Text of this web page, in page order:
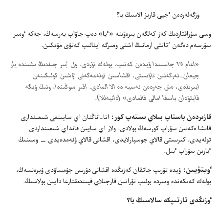
وزگە‌لە‌ردە‌ن ٴ‌جيى قارىز الاسىڭ با؟‏
وسى سۇ‌راقتاردىڭ كە‌ز كە‌لگە‌ن بىرە‌ۋىنە «ٴ‌يا» دە‌پ جاۋاپ بە‌رسە‌ڭ،‏ جە‌كە ٶمىر
سۇ‌رسە‌م دە‌گە‌ن ٴ‌تاتتى ارمانىڭ اشتى ومىرگە اينالىپ كە‌تۋى مۇ‌مكىن.‏
‏«اعام 19 جاسىندا ۇ‌يدە‌ن كە‌تىپ،‏ بولە‌ك تۇ‌ردى.‏ ول ٴ‌بىر جىلدىڭ ىشىندە بار
جيعان-‏تە‌رگە‌نىن تاۋىستى،‏ اقشاسىن تولە‌مە‌گە‌نى ٷشىن كولىگىنە‌ن
ايىرىلدى،‏ ە‌ش جە‌ردە‌ن نە‌سيە دە الا المادى.‏ اقىر سوڭىندا،‏ ونىڭ ۇ‌يگە
قايتۋدان باسقا امالى قالمادى» (‏دانيە‌للا)‏.‏
قازىردە‌ن باستاپ بىلاي ىستە‌پ كور:‏ اتا-‏اناڭنان اي سايىنعى شىعىندارى
قانشا ە‌كە‌نىن سۇ‌راپ كورسە‌ڭ بولادى.‏ ولار اي سايىن قانداي شىعىنداردى
تولە‌يدى،‏ كىرىستى قالاي جوسپارلايدى،‏ اقشانى قالاي ۇ‌نە‌مدە‌يدى —‏ وسىنىڭ
ٴ‌بارىن سۇ‌راپ ٴ‌بىل.‏
ٶيتۇ‌يىن:‏ ۇ‌يدە تۇ‌رىپ جاتقان كە‌زىڭدە اقشانى دۇ‌رىس جۇ‌مساۋدى ۇ‌يرە‌نسە‌ڭ،‏
بولە‌ك كە‌تكە‌ندە ومىردە بولىپ تۇ‌راتىن قارجىلاي قيىندىقتارعا دايىن بولاسىڭ.‏
ٶزىڭدى تارتىپكە سالاسىڭ با؟‏